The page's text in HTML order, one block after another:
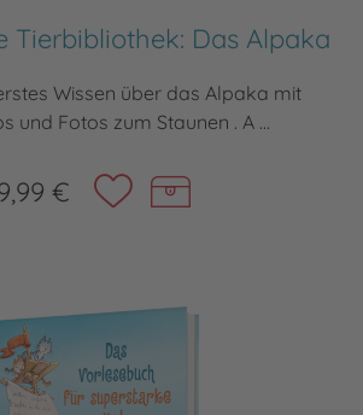
Tierbibliothek: Das Alpaka
Wissen über das Alpaka mit
und Fotos zum Staunen . A ...
€